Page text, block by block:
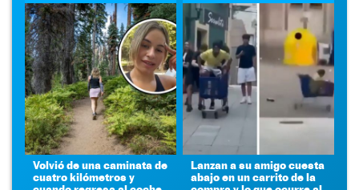
Volvió de una caminata de
cuatro kilómetros y
Lanzan a su amigo cuesta
abajo en un carrito de la